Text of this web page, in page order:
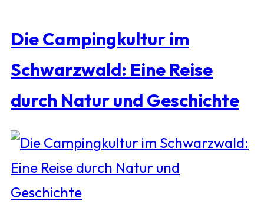
Die Campingkultur im
Schwarzwald: Eine Reise
durch Natur und Geschichte